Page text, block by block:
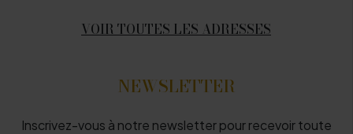
VOIR TOUTES LES ADRESSES
NEWSLETTER
Inscrivez-vous à notre newsletter pour recevoir toute